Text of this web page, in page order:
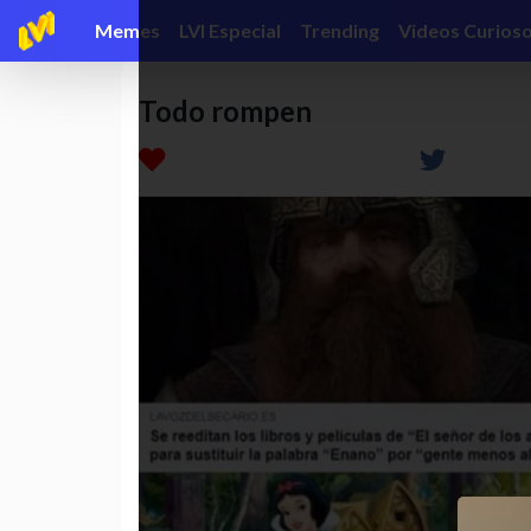
Memes LVI Especial Trending Videos
Todo rompen